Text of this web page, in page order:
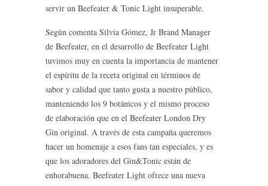
servir un Beefeater & Tonic Light insuperable.
Según comenta Silvia Gómez, Jr Brand Manager
de Beefeater, en el desarrollo de Beefeater Light
tuvimos muy en cuenta la importancia de mantener
el espíritu de la receta original en términos de
sabor y calidad que tanto gusta a nuestro público,
manteniendo los 9 botánicos y el mismo proceso
de elaboración que en el Beefeater London Dry
Gin original. A través de esta campaña queremos
hacer un homenaje a esos fans tan especiales, y es
que los adoradores del Gin&Tonic están de
enhorabuena. Beefeater Light ofrece una nueva